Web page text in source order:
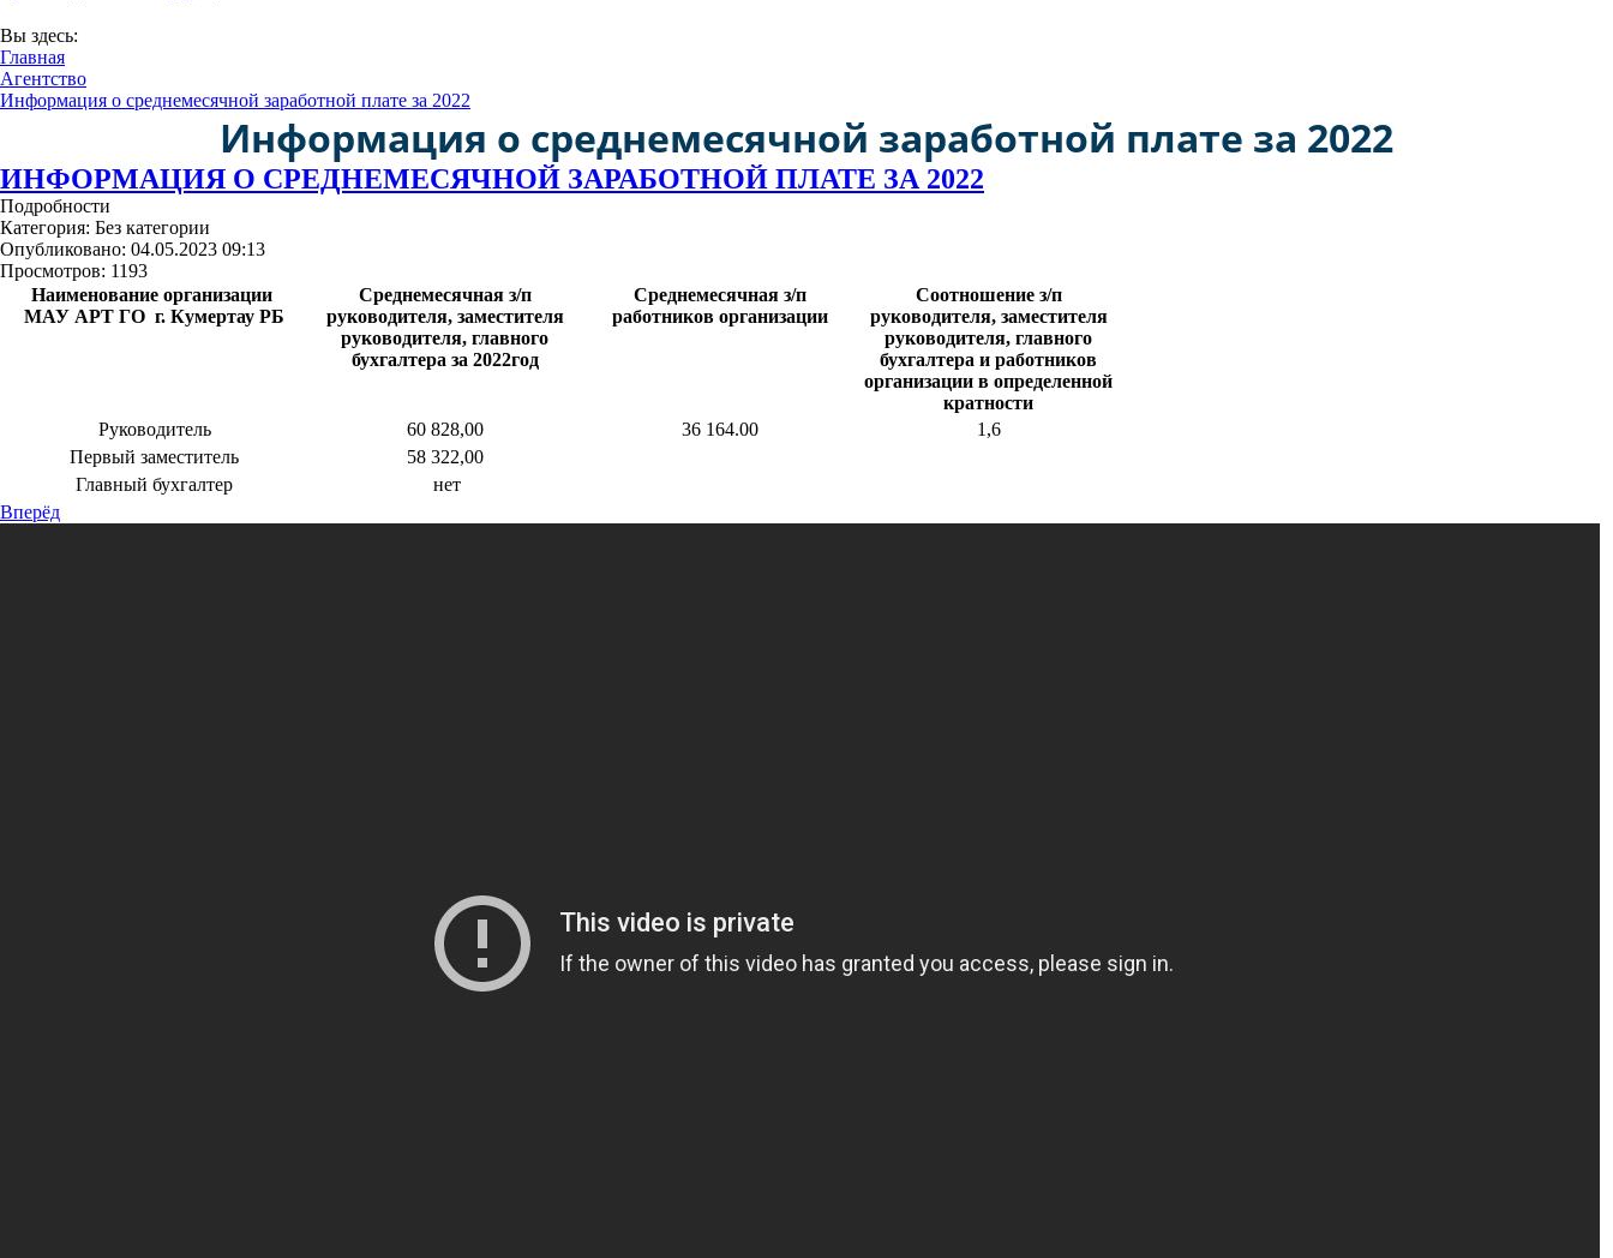
Вы здесь:
Главная
Агентство
Информация о среднемесячной заработной плате за 2022
Информация о среднемесячной заработной плате за 2022
ИНФОРМАЦИЯ О СРЕДНЕМЕСЯЧНОЙ ЗАРАБОТНОЙ ПЛАТЕ ЗА 2022
Подробности
Категория: Без категории
Опубликовано: 04.05.2023 09:13
Просмотров: 1193
Наименование организации
МАУ АРТ ГО г. Кумертау РБ
Среднемесячная з/п
руководителя, заместителя
руководителя, главного
бухгалтера за 2022год
Среднемесячная з/п
работников организации
Соотношение з/п
руководителя, заместителя
руководителя, главного
бухгалтера и работников
организации в определенной
кратности
Руководитель
60 828,00 36 164.00
1,6
Первый заместитель
58 322,00
Главный бухгалтер
нет
Вперёд